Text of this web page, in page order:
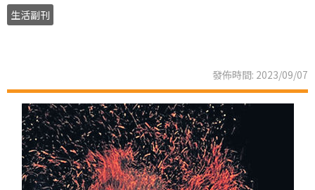
生活副刊
發佈時間: 2023/09/07